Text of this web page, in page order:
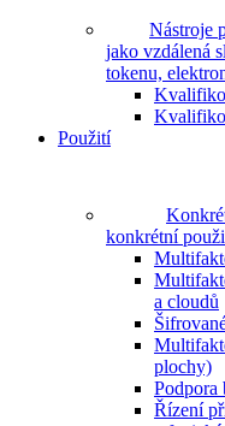
Nástroje
jako vzdálená
tokenu,
Použití
konkrétní
a cloudů
plochy)
Podpora
Řízení